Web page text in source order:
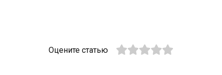
Оцените статью